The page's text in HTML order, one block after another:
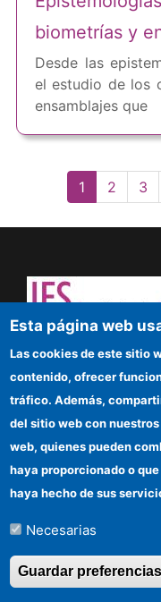
biometrías y
Desde las
el estudio de los
ensamblajes que
Paginación
Página
actual
1 Page
2 3
¡Atrévete a pensar!
IFS
Sede electrónica CSIC
Organismos
Cómo llegar
Información para
Esta página web
Las cookies de este sitio
contenido, ofrecer
tráfico. Además,
del sitio web con
web, quienes pueden
haya proporcionado o
haya hecho de sus
Necesarias
Guardar preferencias